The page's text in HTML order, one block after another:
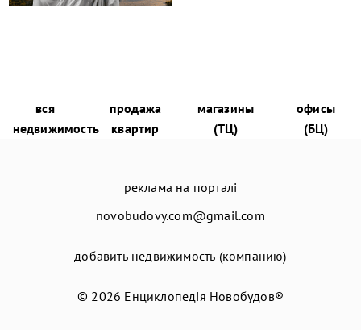
вся
недвижимость
продажа
квартир
магазины
(ТЦ)
офисы
(БЦ)
реклама на порталі
novobudovy.com@gmail.com
добавить недвижимость (компанию)
© 2026 Енциклопедія Новобудов®